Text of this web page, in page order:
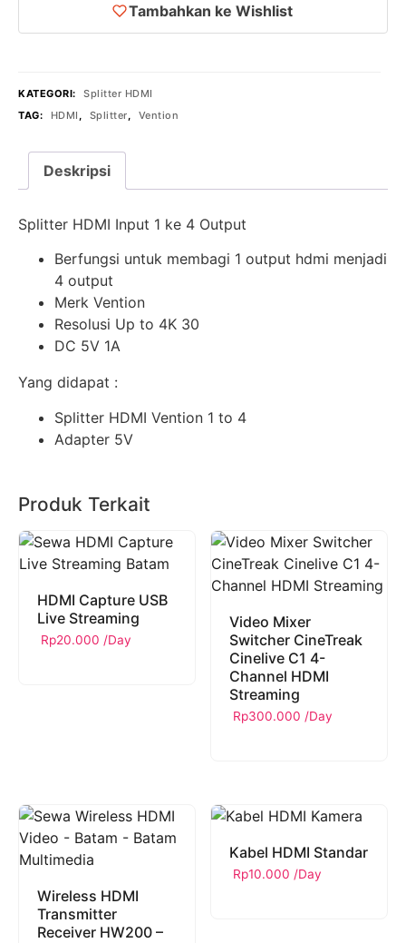
Tambahkan ke Wishlist
KATEGORI:
Splitter HDMI
TAG:
HDMI , Splitter, Vention
Deskripsi
Splitter HDMI Input 1 ke 4 Output
Berfungsi untuk membagi 1 output hdmi menjadi
4 output
Merk Vention
Resolusi Up to 4K 30
DC 5V 1A
Yang didapat :
Splitter HDMI Vention 1 to 4
Adapter 5V
Produk Terkait
HDMI Capture USB
Live Streaming
Rp20.000 /Day
Video Mixer
Switcher CineTreak
Cinelive C1 4-
Channel HDMI
Streaming
Rp300.000 /Day
Wireless HDMI
Transmitter
Receiver HW200 –
Kabel HDMI Standar
Rp10.000 /Day